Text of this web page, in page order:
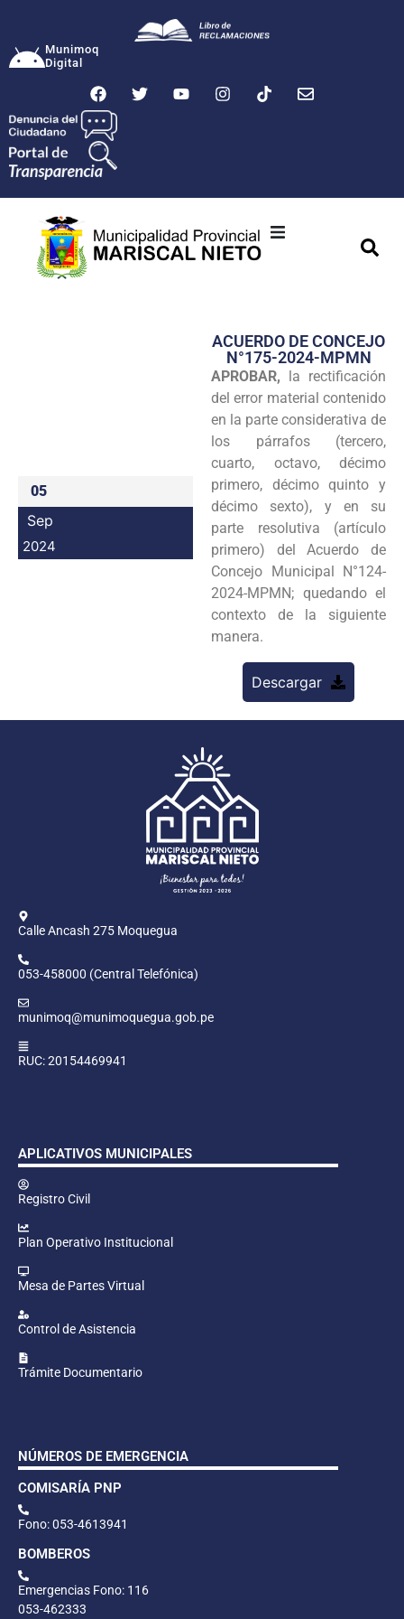
Munimoq
Digital
Transparencia
Seguridad
Programas
Intranet
05
Sep
2024
ACUERDO DE CONCEJO
N°175-2024-MPMN
APROBAR, la rectificación
del error material contenido
en la parte considerativa de
los párrafos (tercero,
cuarto, octavo, décimo
primero, décimo quinto y
décimo sexto), y en su
parte resolutiva (artículo
primero) del Acuerdo de
Concejo Municipal N°124-
2024-MPMN; quedando el
contexto de la siguiente
manera.
Descargar
Calle Ancash 275 Moquegua
053-458000 (Central Telefónica)
munimoq@munimoquegua.gob.pe
RUC: 20154469941
APLICATIVOS MUNICIPALES
Registro Civil
Plan Operativo Institucional
Mesa de Partes Virtual
Control de Asistencia
Trámite Documentario
NÚMEROS DE EMERGENCIA
COMISARÍA PNP
Fono: 053-4613941
BOMBEROS
Emergencias Fono: 116
053-462333